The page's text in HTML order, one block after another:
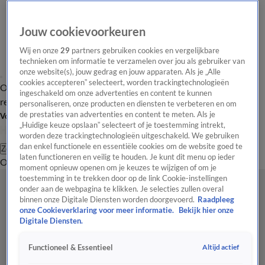
Overzicht Laatste nieuws Regionieuws Het beste van Hart
Tip de
redactie
Volg Hart van Nederland
Zoeken
OverzichtRegioUitzendingenWeerTip de redactiePanelVideo's
Jouw cookievoorkeuren
Wij en onze29 partners gebruiken cookies en vergelijkbare
technieken om informatie te verzamelen over jou als gebruiker van
onze website(s), jouw gedrag en jouw apparaten. Als je „Alle
cookies accepteren” selecteert, worden trackingtechnologieën
ingeschakeld om onze advertenties en content te kunnen
personaliseren, onze producten en diensten te verbeteren en om
de prestaties van advertenties en content te meten. Als je
„Huidige keuze opslaan” selecteert of je toestemming intrekt,
worden deze trackingtechnologieën uitgeschakeld. We gebruiken
dan enkel functionele en essentiële cookies om de website goed te
laten functioneren en veilig te houden. Je kunt dit menu op ieder
moment opnieuw openen om je keuzes te wijzigen of om je
toestemming in te trekken door op de link Cookie-instellingen
onder aan de webpagina te klikken. Je selecties zullen overal
binnen onze Digitale Diensten worden doorgevoerd. Raadpleeg
onze Cookieverklaring voor meer informatie.
Bekijk hier onze
Digitale Diensten.
Functioneel & Essentieel Altijd actief